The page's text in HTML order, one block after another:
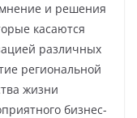
и решения
касаются
различных
региональной
жизни
бизнес-